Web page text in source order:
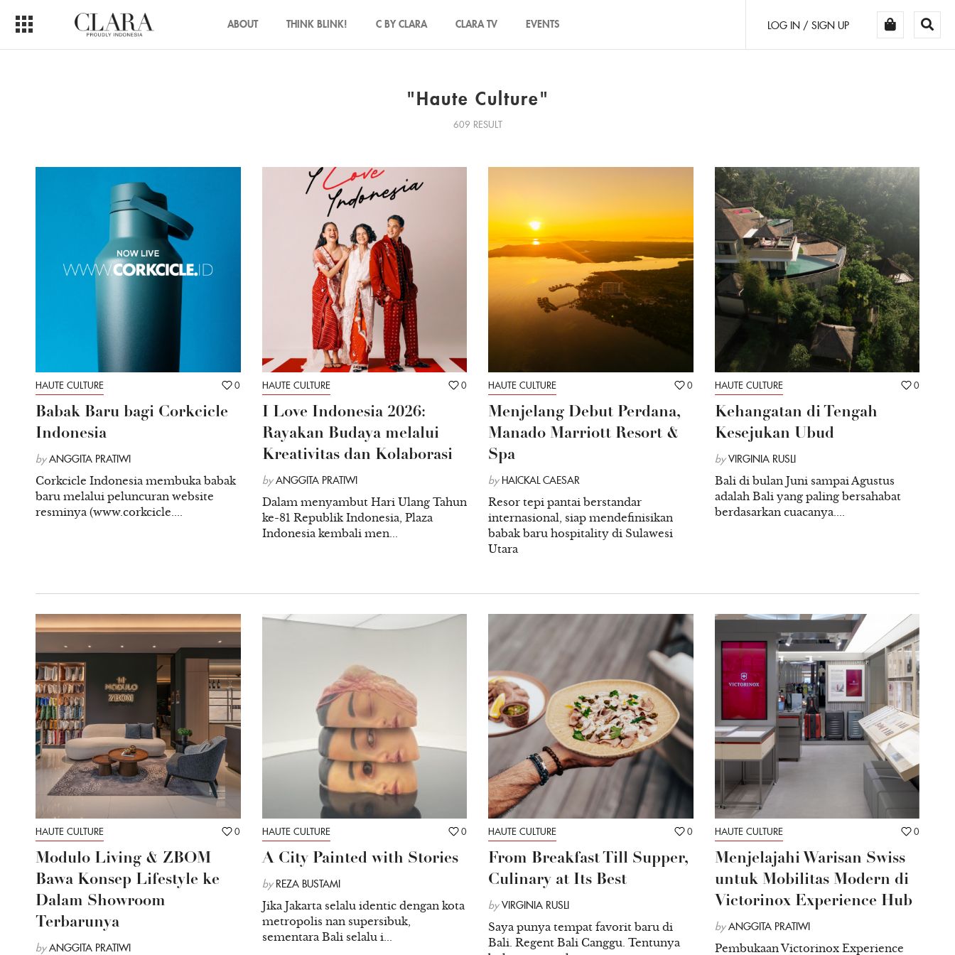
ABOUT THINK BLINK! C BY CLARA CLARA TV EVENTS LOG IN / SIGN UP
"Haute Culture"
609 RESULT
HAUTE CULTURE 0
Babak Baru bagi Corkcicle
Indonesia
by ANGGITA PRATIWI
Corkcicle Indonesia membuka babak
baru melalui peluncuran website
resminya (www.corkcicle....
HAUTE CULTURE 0
I Love Indonesia 2026:
Rayakan Budaya melalui
Kreativitas dan Kolaborasi
by ANGGITA PRATIWI
Dalam menyambut Hari Ulang Tahun
ke-81 Republik Indonesia, Plaza
Indonesia kembali men...
HAUTE CULTURE 0
Menjelang Debut Perdana,
Manado Marriott Resort &
Spa
by HAICKAL CAESAR
Resor tepi pantai berstandar
internasional, siap mendefinisikan
babak baru hospitality di Sulawesi
Utara
HAUTE CULTURE 0
Kehangatan di Tengah
Kesejukan Ubud
by VIRGINIA RUSLI
Bali di bulan Juni sampai Agustus
adalah Bali yang paling bersahabat
berdasarkan cuacanya....
HAUTE CULTURE 0
Modulo Living & ZBOM
Bawa Konsep Lifestyle ke
Dalam Showroom
Terbarunya
by ANGGITA PRATIWI
HAUTE CULTURE 0
A City Painted with Stories
by REZA BUSTAMI
Jika Jakarta selalu identic dengan kota
metropolis nan supersibuk,
sementara Bali selalu i...
HAUTE CULTURE 0
From Breakfast Till Supper,
Culinary at Its Best
by VIRGINIA RUSLI
Saya punya tempat favorit baru di
Bali. Regent Bali Canggu. Tentunya
HAUTE CULTURE 0
Menjelajahi Warisan Swiss
untuk Mobilitas Modern di
Victorinox Experience Hub
by ANGGITA PRATIWI
Pembukaan Victorinox Experience